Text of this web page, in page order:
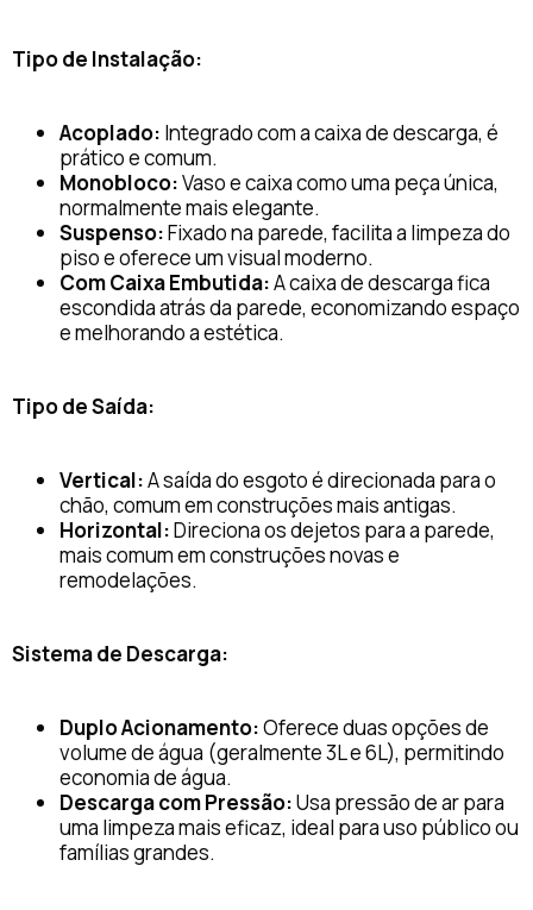
Tipo de Instalação:
Acoplado: Integrado com a caixa de descarga, é
prático e comum.
Monobloco:Vaso e caixa como uma peça única,
normalmente mais elegante.
Suspenso:Fixado na parede, facilita a limpeza do
piso e oferece um visual moderno.
Com Caixa Embutida:A caixa de descarga fica
escondida atrás da parede, economizando espaço
e melhorando a estética.
Tipo de Saída:
Vertical:A saída do esgoto é direcionada para o
chão, comum em construções mais antigas.
Horizontal:Direciona os dejetos para a parede,
mais comum em construções novas e
remodelações.
Sistema de Descarga:
Duplo Acionamento:Oferece duas opções de
volume de água (geralmente 3L e 6L), permitindo
economia de água.
Descarga com Pressão:Usa pressão de ar para
uma limpeza mais eficaz, ideal para uso público ou
famílias grandes.